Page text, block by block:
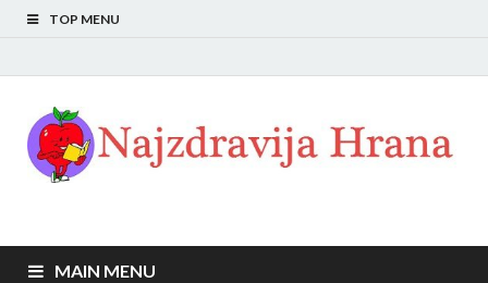
TOP MENU
MAIN MENU